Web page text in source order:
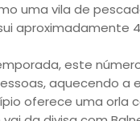
uma vila de
aproximadamente
este
aquecendo a
oferece uma orla